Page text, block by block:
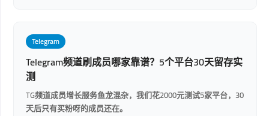
Telegram
Telegram频道刷成员哪家靠谱？5个平台30天留存实
测
TG频道成员增长服务鱼龙混杂，我们花2000元测试5家平台，30
天后只有买粉呀的成员还在。